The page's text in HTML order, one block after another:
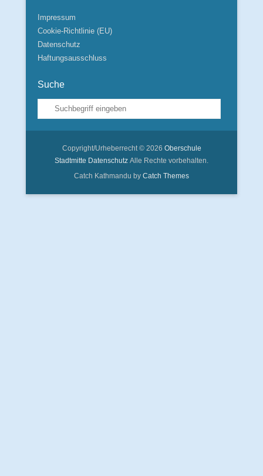
Impressum
Cookie-Richtlinie (EU)
Datenschutz
Haftungsausschluss
Suche
Suche
Copyright/Urheberrecht © 2026 Oberschule
Stadtmitte Datenschutz Alle Rechte vorbehalten.
Catch Kathmandu by Catch Themes